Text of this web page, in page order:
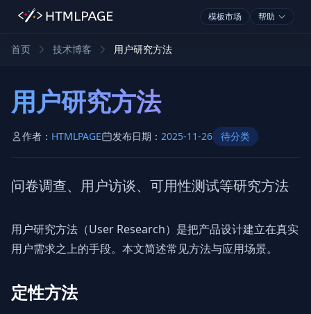
模板市场 帮助
首页 技术博客 用户研究方法
用户研究方法
作者： HTMLPAGE 发布日期： 2025-11-26 待分类
问卷调查、用户访谈、可用性测试等研究方法
用户研究方法（User Research）是把产品设计建立在真实
用户需求之上的手段。本文简述常见方法与应用场景。
定性方法